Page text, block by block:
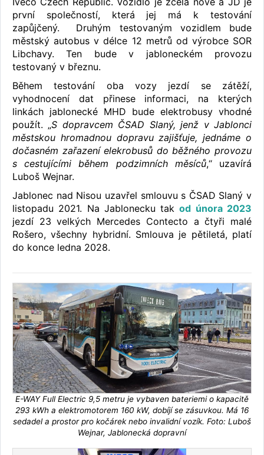
první společností, která jej má k testování
zapůjčený. Druhým testovaným vozidlem bude
městský autobus v délce 12 metrů od výrobce SOR
Libchavy. Ten bude v jabloneckém provozu
testovaný v březnu.
Během testování oba vozy jezdí se zátěží,
vyhodnocení dat přinese informaci, na kterých
linkách jablonecké MHD bude elektrobusy vhodné
použít. „S dopravcem ČSAD Slaný, jenž v Jablonci
městskou hromadnou dopravu zajišťuje, jednáme o
dočasném zařazení elekrobusů do běžného provozu
s cestujícími během podzimních měsíců,“ uzavírá
Luboš Wejnar.
Jablonec nad Nisou uzavřel smlouvu s ČSAD Slaný v
listopadu 2021. Na Jablonecku takod února 2023
jezdí 23 velkých Mercedes Contecto a čtyři malé
Rošero, všechny hybridní. Smlouva je pětiletá, platí
do konce ledna 2028.
E-WAY Full Electric 9,5 metru je vybaven bateriemi o kapacitě
293 kWh a elektromotorem 160 kW, dobíjí se zásuvkou. Má 16
sedadel a prostor pro kočárek nebo invalidní vozík. Foto: Luboš
Wejnar, Jablonecká dopravní